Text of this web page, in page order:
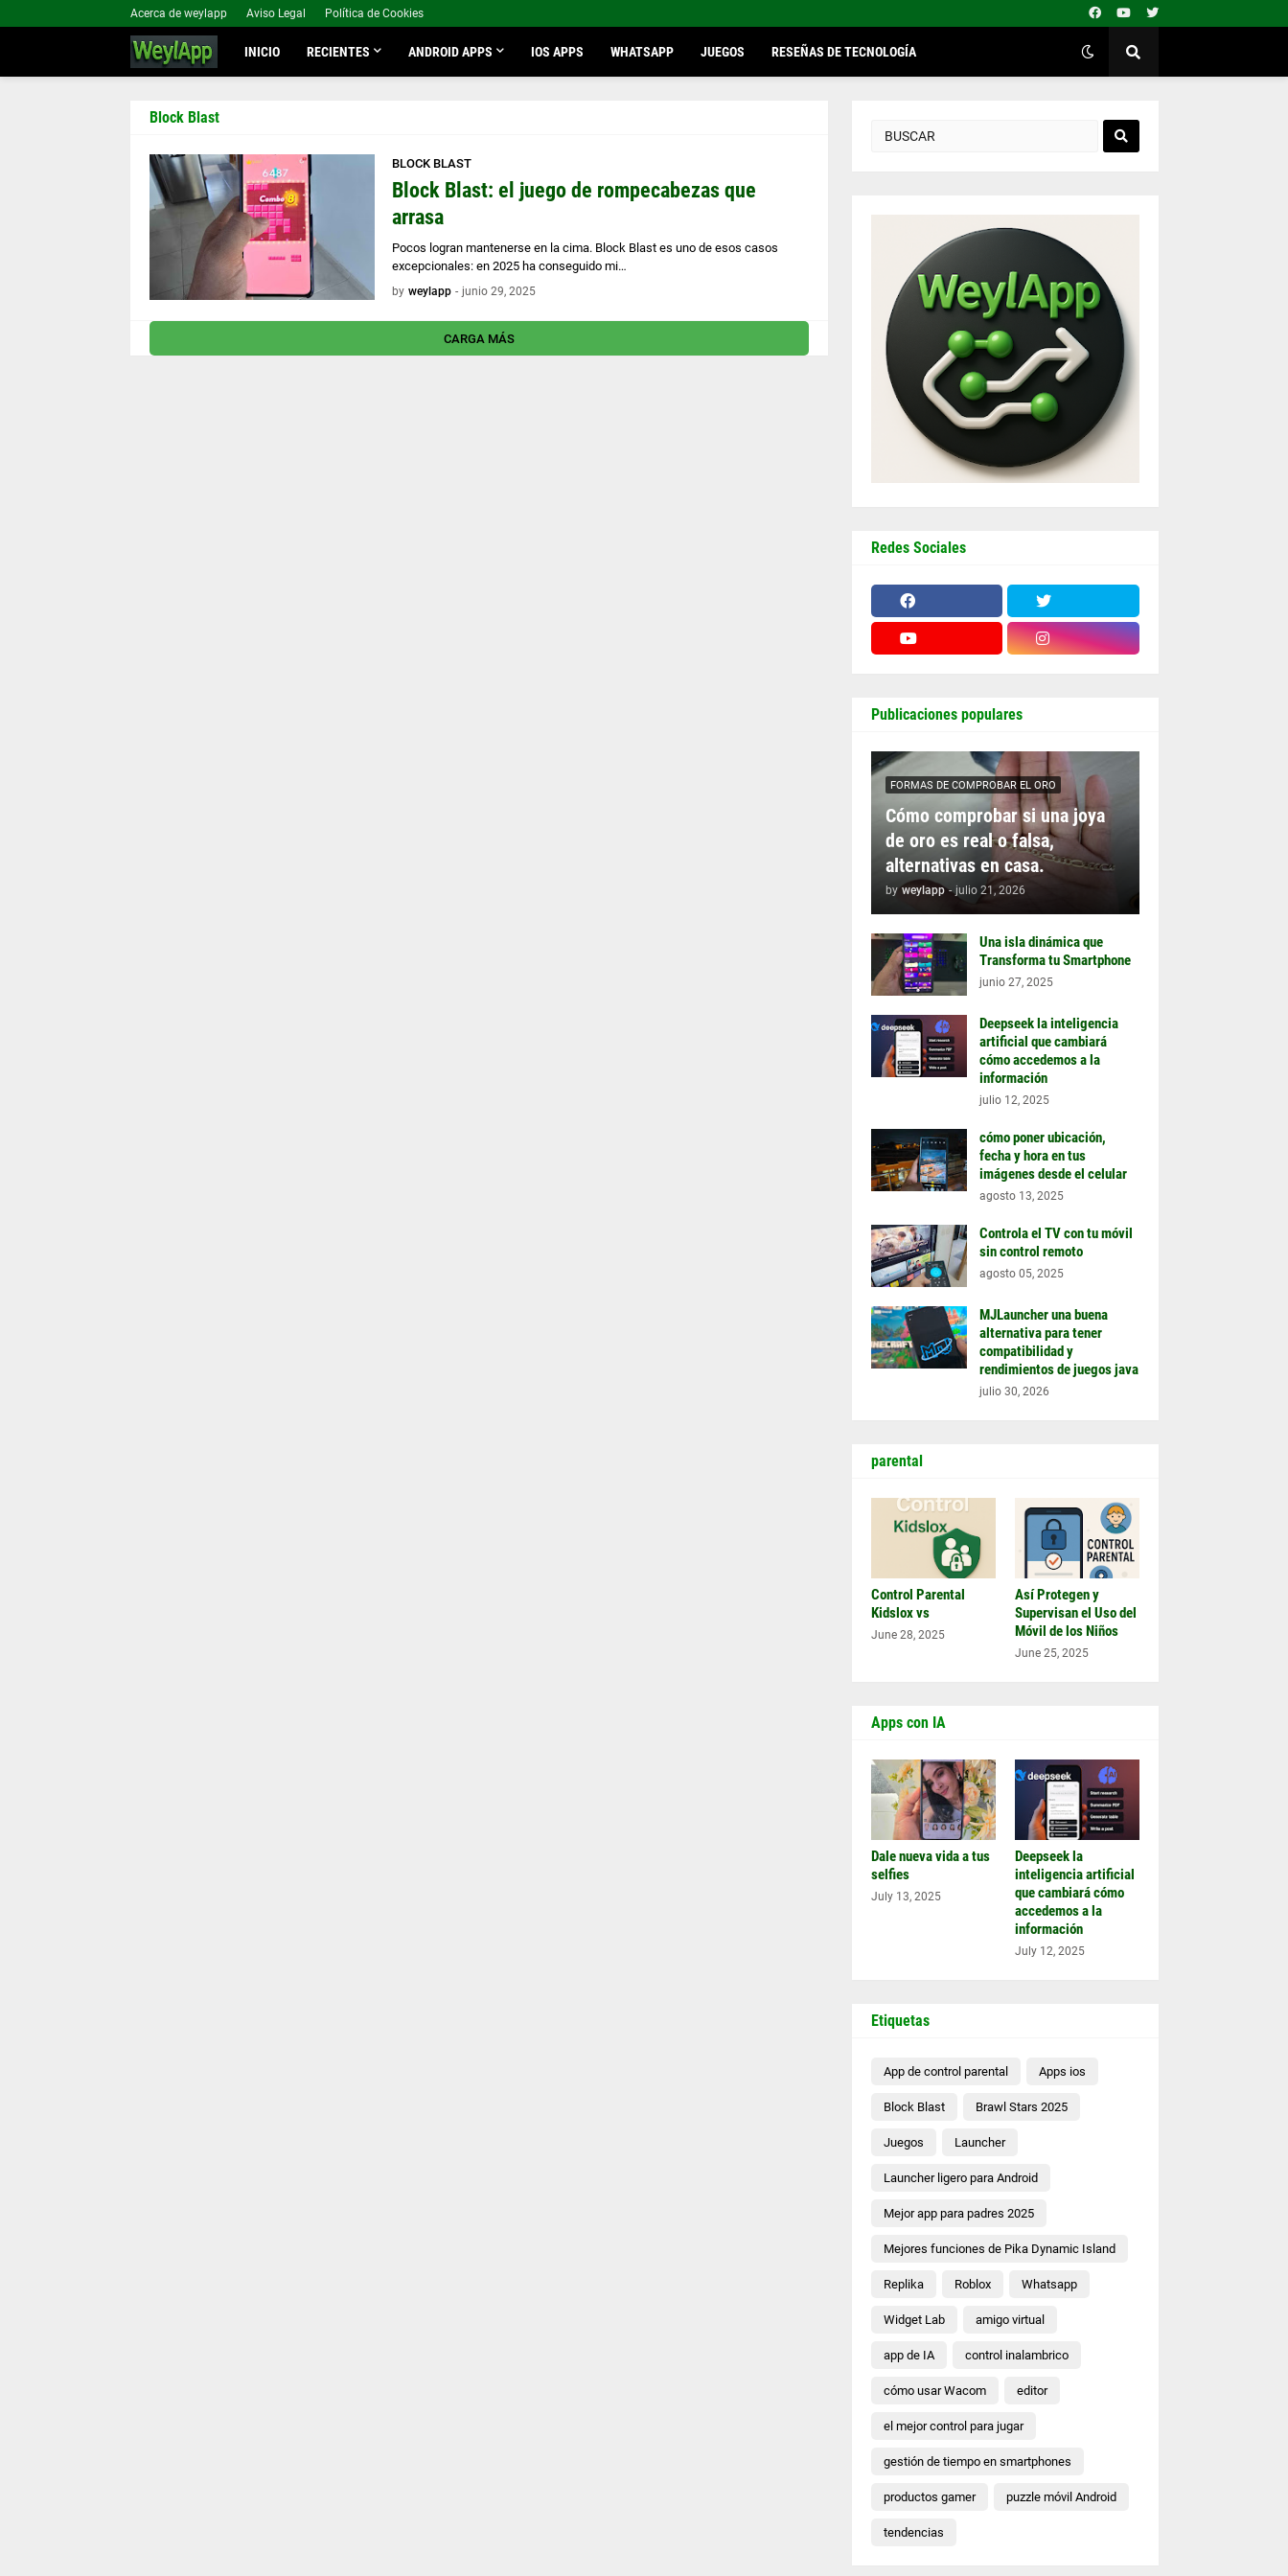
Acerca de weylapp Aviso Legal Política de Cookies
INICIO RECIENTES ANDROID APPS IOS APPS WHATSAPP JUEGOS RESEÑAS DE TECNOLOGÍA
Block Blast
BLOCK BLAST
Block Blast: el juego de rompecabezas que
arrasa
Pocos logran mantenerse en la cima. Block Blast es uno de esos casos
excepcionales: en 2025 ha conseguido mi…
by weylapp - junio 29, 2025
CARGA MÁS
Redes Sociales
Publicaciones populares
FORMAS DE COMPROBAR EL ORO
Cómo comprobar si una joya
de oro es real o falsa,
alternativas en casa.
by weylapp - julio 21, 2026
Una isla dinámica que
Transforma tu Smartphone
junio 27, 2025
Deepseek la inteligencia
artificial que cambiará
cómo accedemos a la
información
julio 12, 2025
cómo poner ubicación,
fecha y hora en tus
imágenes desde el celular
agosto 13, 2025
Controla el TV con tu móvil
sin control remoto
agosto 05, 2025
MJLauncher una buena
alternativa para tener
compatibilidad y
rendimientos de juegos java
julio 30, 2026
parental
Control Parental
Kidslox vs
June 28, 2025
Así Protegen y
Supervisan el Uso del
Móvil de los Niños
June 25, 2025
Apps con IA
Dale nueva vida a tus
selfies
July 13, 2025
Deepseek la
inteligencia artificial
que cambiará cómo
accedemos a la
información
July 12, 2025
Etiquetas
App de control parental Apps ios
Block Blast Brawl Stars 2025
Juegos Launcher
Launcher ligero para Android
Mejor app para padres 2025
Mejores funciones de Pika Dynamic Island
Replika Roblox Whatsapp
Widget Lab amigo virtual
app de IA control inalambrico
cómo usar Wacom editor
el mejor control para jugar
gestión de tiempo en smartphones
productos gamer puzzle móvil Android
tendencias